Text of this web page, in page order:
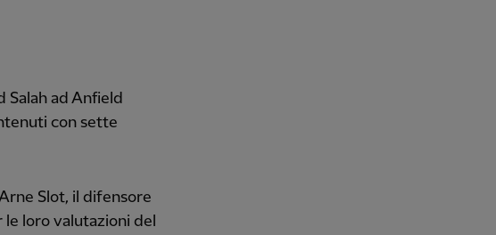
Salah ad Anfield
con sette
Slot, il difensore
loro valutazioni del